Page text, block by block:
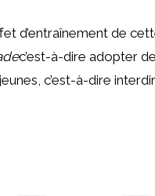
d’entraînement de
c’est-à-dire adopter
c’est-à-dire